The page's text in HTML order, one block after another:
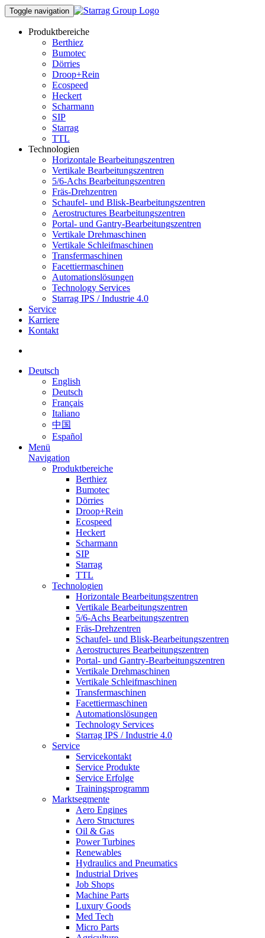
Toggle navigation
Produktbereiche
Berthiez
Bumotec
Dörries
Droop+Rein
Ecospeed
Heckert
Scharmann
SIP
Starrag
TTL
Technologien
Horizontale Bearbeitungszentren
Vertikale Bearbeitungszentren
5/6-Achs Bearbeitungszentren
Fräs-Drehzentren
Schaufel- und Blisk-Bearbeitungszentren
Aerostructures Bearbeitungszentren
Portal- und Gantry-Bearbeitungszentren
Vertikale Drehmaschinen
Vertikale Schleifmaschinen
Transfermaschinen
Facettiermaschinen
Automationslösungen
Technology Services
Starrag IPS / Industrie 4.0
Service
Karriere
Kontakt
Deutsch
English
Deutsch
Français
Italiano
中国
Español
Menü
Navigation
Produktbereiche
Berthiez
Bumotec
Dörries
Droop+Rein
Ecospeed
Heckert
Scharmann
SIP
Starrag
TTL
Technologien
Horizontale Bearbeitungszentren
Vertikale Bearbeitungszentren
5/6-Achs Bearbeitungszentren
Fräs-Drehzentren
Schaufel- und Blisk-Bearbeitungszentren
Aerostructures Bearbeitungszentren
Portal- und Gantry-Bearbeitungszentren
Vertikale Drehmaschinen
Vertikale Schleifmaschinen
Transfermaschinen
Facettiermaschinen
Automationslösungen
Technology Services
Starrag IPS / Industrie 4.0
Service
Servicekontakt
Service Produkte
Service Erfolge
Trainingsprogramm
Marktsegmente
Aero Engines
Aero Structures
Oil & Gas
Power Turbines
Renewables
Hydraulics and Pneumatics
Industrial Drives
Job Shops
Machine Parts
Luxury Goods
Med Tech
Micro Parts